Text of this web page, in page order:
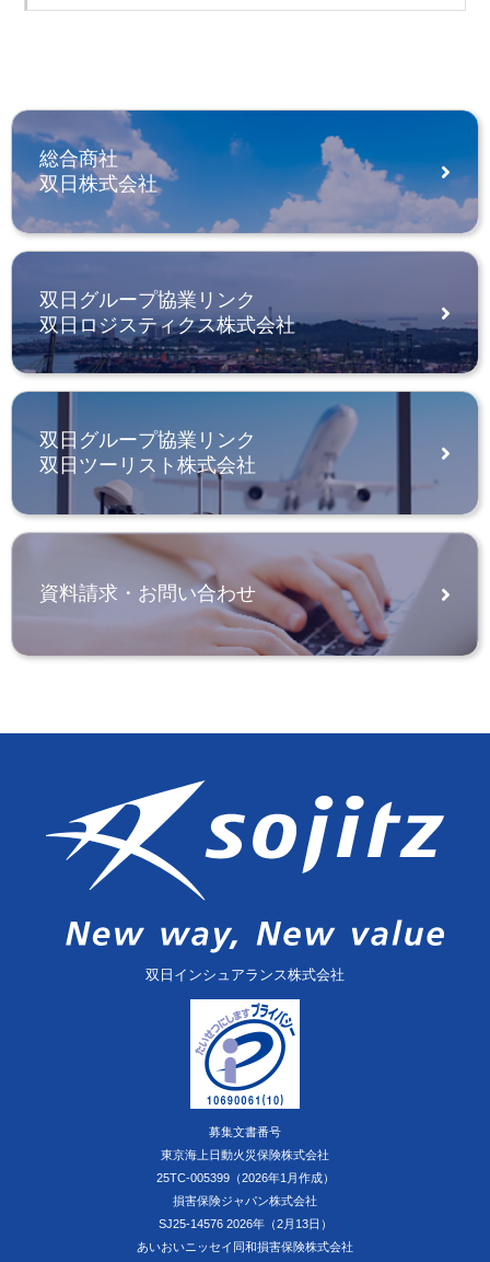
総合商社
双日株式会社
双日グループ協業リンク
双日ロジスティクス株式会社
双日グループ協業リンク
双日ツーリスト株式会社
資料請求・お問い合わせ
双日インシュアランス株式会社
募集文書番号
東京海上日動火災保険株式会社
25TC-005399（2026年1月作成）
損害保険ジャパン株式会社
SJ25-14576 2026年（2月13日）
あいおいニッセイ同和損害保険株式会社